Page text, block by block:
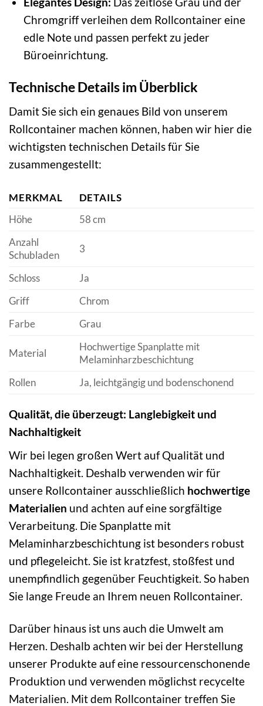
Chromgriff verleihen dem Rollcontainer eine
edle Note und passen perfekt zu jeder
Büroeinrichtung.
Technische Details im Überblick
Damit Sie sich ein genaues Bild von unserem
Rollcontainer machen können, haben wir hier die
wichtigsten technischen Details für Sie
zusammengestellt:
MERKMAL
DETAILS
Höhe
58 cm
Anzahl
Schubladen
3
Schloss
Ja
Griff
Chrom
Farbe
Grau
Material
Hochwertige Spanplatte mit
Melaminharzbeschichtung
Rollen
Ja, leichtgängig und bodenschonend
Qualität, die überzeugt: Langlebigkeit und
Nachhaltigkeit
Wir bei legen großen Wert auf Qualität und
Nachhaltigkeit. Deshalb verwenden wir für
unsere Rollcontainer ausschließlich hochwertige
Materialien und achten auf eine sorgfältige
Verarbeitung. Die Spanplatte mit
Melaminharzbeschichtung ist besonders robust
und pflegeleicht. Sie ist kratzfest, stoßfest und
unempfindlich gegenüber Feuchtigkeit. So haben
Sie lange Freude an Ihrem neuen Rollcontainer.
Darüber hinaus ist uns auch die Umwelt am
Herzen. Deshalb achten wir bei der Herstellung
unserer Produkte auf eine ressourcenschonende
Produktion und verwenden möglichst recycelte
Materialien. Mit dem Rollcontainer treffen Sie